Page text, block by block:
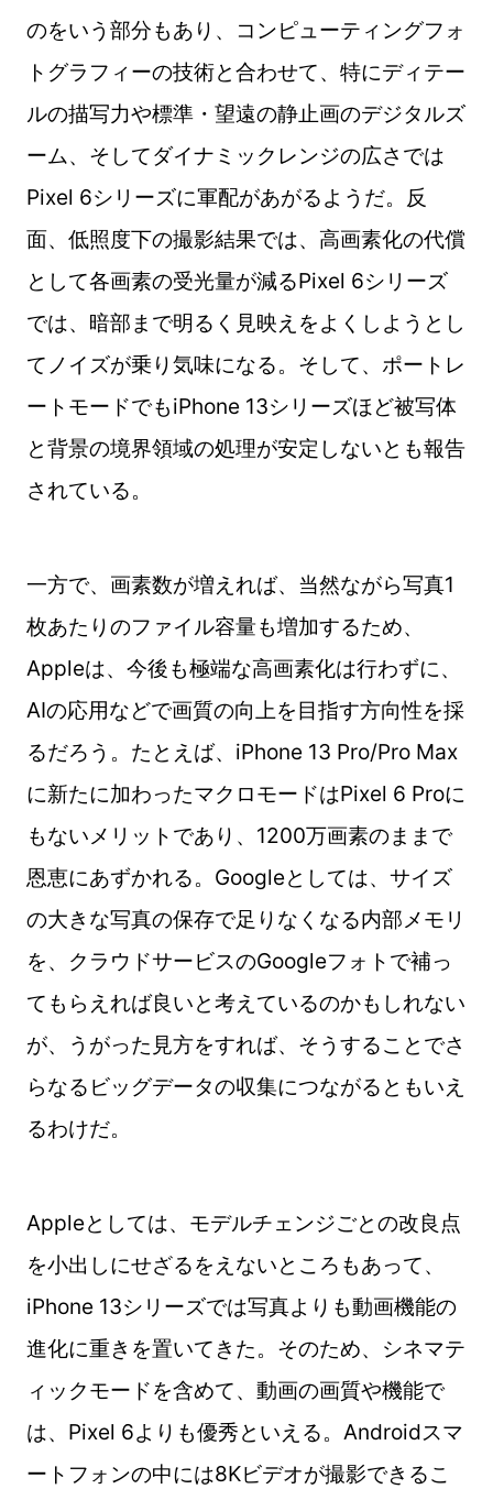
のをいう部分もあり、コンピューティングフォ
トグラフィーの技術と合わせて、特にディテー
ルの描写力や標準・望遠の静止画のデジタルズ
ーム、そしてダイナミックレンジの広さでは
Pixel 6シリーズに軍配があがるようだ。反
面、低照度下の撮影結果では、高画素化の代償
として各画素の受光量が減るPixel 6シリーズ
では、暗部まで明るく見映えをよくしようとし
てノイズが乗り気味になる。そして、ポートレ
ートモードでもiPhone 13シリーズほど被写体
と背景の境界領域の処理が安定しないとも報告
されている。
一方で、画素数が増えれば、当然ながら写真1
枚あたりのファイル容量も増加するため、
Appleは、今後も極端な高画素化は行わずに、
AIの応用などで画質の向上を目指す方向性を採
るだろう。たとえば、iPhone 13 Pro/Pro Max
に新たに加わったマクロモードはPixel 6 Proに
もないメリットであり、1200万画素のままで
恩恵にあずかれる。Googleとしては、サイズ
の大きな写真の保存で足りなくなる内部メモリ
を、クラウドサービスのGoogleフォトで補っ
てもらえれば良いと考えているのかもしれない
が、うがった見方をすれば、そうすることでさ
らなるビッグデータの収集につながるともいえ
るわけだ。
Appleとしては、モデルチェンジごとの改良点
を小出しにせざるをえないところもあって、
iPhone 13シリーズでは写真よりも動画機能の
進化に重きを置いてきた。そのため、シネマテ
ィックモードを含めて、動画の画質や機能で
は、Pixel 6よりも優秀といえる。Androidスマ
ートフォンの中には8Kビデオが撮影できるこ